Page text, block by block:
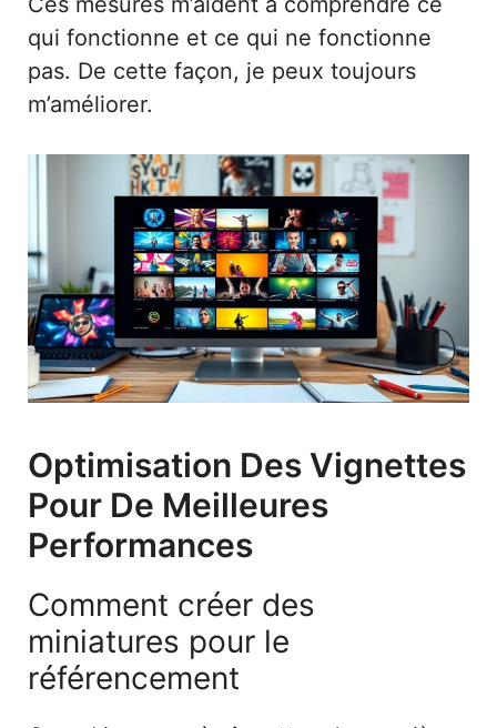
qui fonctionne et ce qui ne fonctionne
pas. De cette façon, je peux toujours
m’améliorer.
Optimisation Des Vignettes
Pour De Meilleures
Performances
Comment créer des
miniatures pour le
référencement